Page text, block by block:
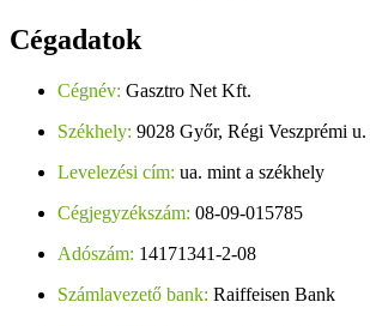
Cégadatok
Cégnév: Gasztro Net Kft.
Székhely: 9028 Győr, Régi Veszprémi u.
Levelezési cím: ua. mint a székhely
Cégjegyzékszám: 08-09-015785
Adószám: 14171341-2-08
Számlavezető bank: Raiffeisen Bank